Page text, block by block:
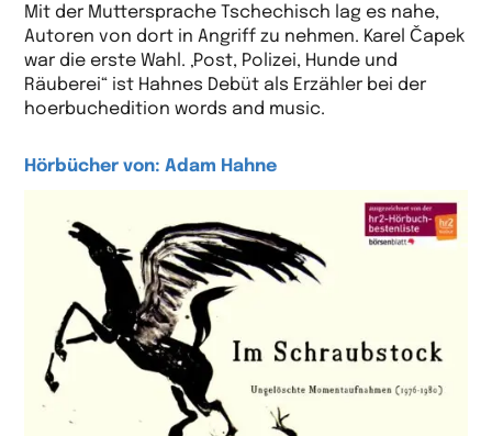
Mit der Muttersprache Tschechisch lag es nahe,
Autoren von dort in Angriff zu nehmen. Karel Čapek
war die erste Wahl. ‚Post, Polizei, Hunde und
Räuberei“ ist Hahnes Debüt als Erzähler bei der
hoerbuchedition words and music.
Hörbücher von: Adam Hahne